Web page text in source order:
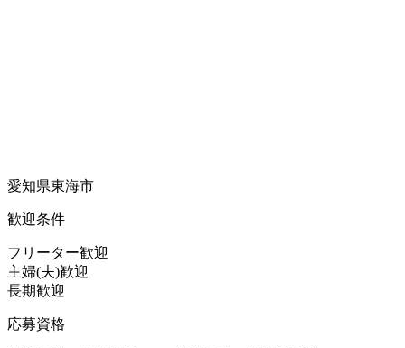
愛知県東海市
歓迎条件
フリーター歓迎
主婦(夫)歓迎
長期歓迎
応募資格